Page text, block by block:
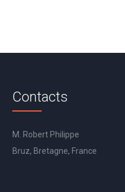
Contacts
M. Robert Philippe
Bruz, Bretagne, France